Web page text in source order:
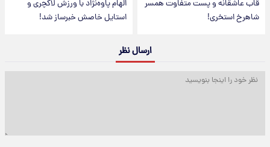
قاب عاشقانه و پست متفاوت همسر
شاهرخ استخری!
الهام پاوه‌نژاد با ورزش لاکچری و
استایل خاصش خبرساز شد!
ارسال نظر